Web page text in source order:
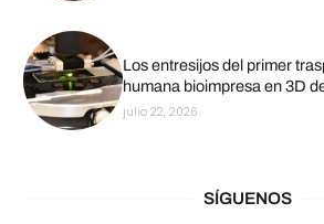
Los entresijos del primer
humana bioimpresa en 3D
julio 22, 2026
SÍGUENOS